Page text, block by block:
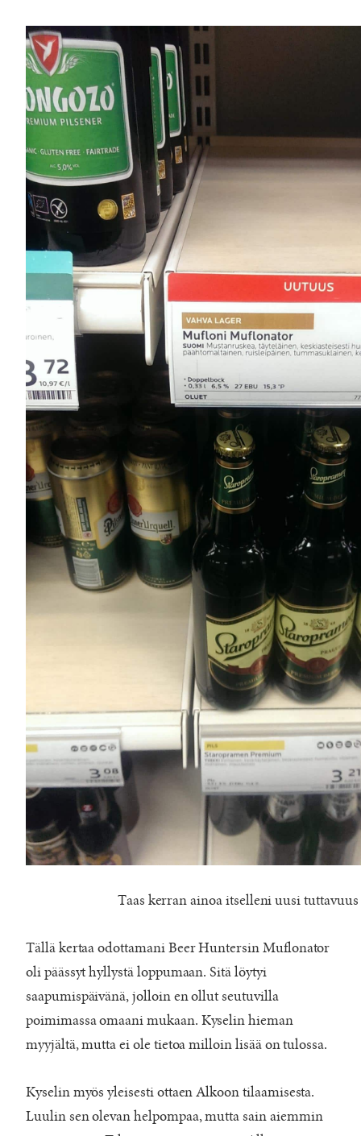
Taas kerran ainoa itselleni uusi tuttavuus
Tällä kertaa odottamani Beer Huntersin Muflonator
oli päässyt hyllystä loppumaan. Sitä löytyi
saapumispäivänä, jolloin en ollut seutuvilla
poimimassa omaani mukaan. Kyselin hieman
myyjältä, mutta ei ole tietoa milloin lisää on tulossa.
Kyselin myös yleisesti ottaen Alkoon tilaamisesta.
Luulin sen olevan helpompaa, mutta sain aiemmin